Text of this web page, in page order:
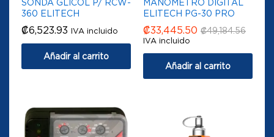
SONDA GLICOL P/ RCW-
360 ELITECH
₡6,523.93 IVA incluido
Añadir al carrito
MANÓMETRO DIGITAL
ELITECH PG-30 PRO
₡33,445.50 ₡49,184.56
IVA incluido
Añadir al carrito